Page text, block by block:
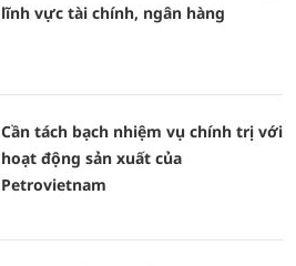
lĩnh vực tài chính, ngân hàng
Cần tách bạch nhiệm vụ chính trị với
hoạt động sản xuất của
Petrovietnam